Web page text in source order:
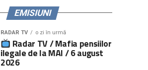
EMISIUNI
RADAR TV o zi în urmă
Radar TV / Mafia pensiilor
ilegale de la MAI / 6 august
2026